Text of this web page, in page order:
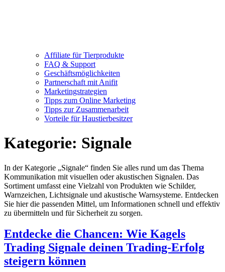
Affiliate für Tierprodukte
FAQ & Support
Geschäftsmöglichkeiten
Partnerschaft mit Anifit
Marketingstrategien
Tipps zum Online Marketing
Tipps zur Zusammenarbeit
Vorteile für Haustierbesitzer
Kategorie: Signale
In der Kategorie „Signale“ finden Sie alles rund um das Thema
Kommunikation mit visuellen oder akustischen Signalen. Das
Sortiment umfasst eine Vielzahl von Produkten wie Schilder,
Warnzeichen, Lichtsignale und akustische Warnsysteme. Entdecken
Sie hier die passenden Mittel, um Informationen schnell und effektiv
zu übermitteln und für Sicherheit zu sorgen.
Entdecke die Chancen: Wie Kagels
Trading Signale deinen Trading-Erfolg
steigern können